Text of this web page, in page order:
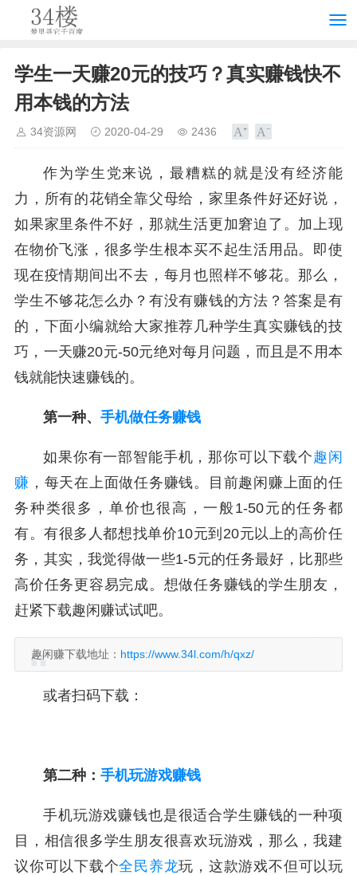
学生一天赚20元的技巧？真实赚钱快不
用本钱的方法
34资源网 2020-04-29 2436
作为学生党来说，最糟糕的就是没有经济能
力，所有的花销全靠父母给，家里条件好还好说，
如果家里条件不好，那就生活更加窘迫了。加上现
在物价飞涨，很多学生根本买不起生活用品。即使
现在疫情期间出不去，每月也照样不够花。那么，
学生不够花怎么办？有没有赚钱的方法？答案是有
的，下面小编就给大家推荐几种学生真实赚钱的技
巧，一天赚20元-50元绝对每月问题，而且是不用本
钱就能快速赚钱的。
第一种、 手机做任务赚钱
如果你有一部智能手机，那你可以下载个趣闲
赚 ，每天在上面做任务赚钱。目前趣闲赚上面的任
务种类很多，单价也很高，一般1-50元的任务都
有。有很多人都想找单价10元到20元以上的高价任
务，其实，我觉得做一些1-5元的任务最好，比那些
高价任务更容易完成。想做任务赚钱的学生朋友，
赶紧下载趣闲赚试试吧。
趣闲赚下载地址： https://www.34l.com/h/qxz/
或者扫码下载：
第二种： 手机玩游戏赚钱
手机玩游戏赚钱也是很适合学生赚钱的一种项
目，相信很多学生朋友很喜欢玩游戏，那么，我建
议你可以下载个全民养龙玩，这款游戏不但可以玩